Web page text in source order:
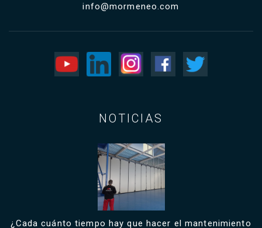
info@mormeneo.com
NOTICIAS
¿Cada cuánto tiempo hay que hacer el mantenimiento